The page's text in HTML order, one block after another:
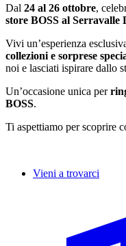
Dal 24 al 26 ottobre,
store BOSS al Serravalle
Vivi un’esperienza
collezioni e sorprese
noi e lasciati ispirare dallo
Un’occasione unica per
BOSS.
Ti aspettiamo per scoprire
Vieni a trovarci